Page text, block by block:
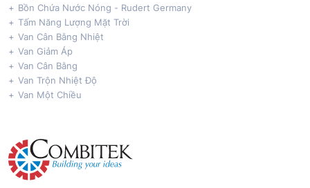
Bồn Chứa Nước Nóng - Rudert Germany
Tấm Năng Lượng Mặt Trời
Van Cân Bằng Nhiệt
Van Giảm Áp
Van Cân Bằng
Van Trộn Nhiệt Độ
Van Một Chiều